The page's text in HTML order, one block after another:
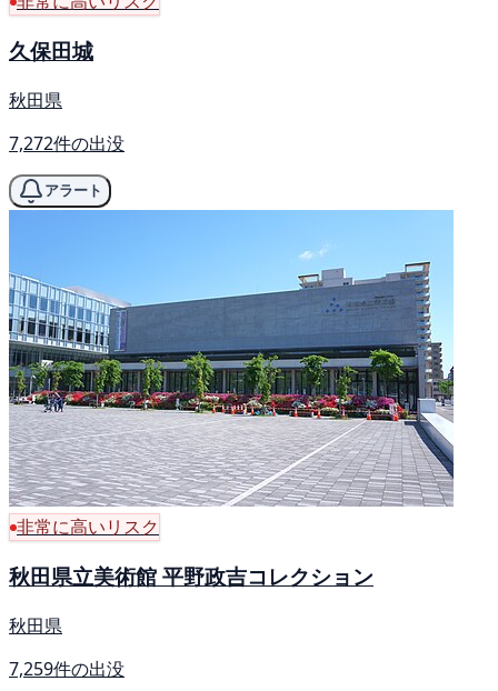
久保田城
秋田県
7,272件の出没
アラート
非常に高いリスク
秋田県立美術館 平野政吉コレクション
秋田県
7,259件の出没